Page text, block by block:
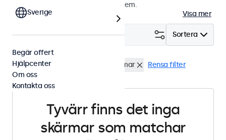
ChromeOS och Linux operativsystem.
Visa mer
Sortera
Filtrera (0)
BNC (CVBS) 22 tums touchskärmar Rensa filter
Tyvärr finns det inga
skärmar som matchar
Sverige
Begär offert
Hjälpcenter
Om oss
Kontakta oss